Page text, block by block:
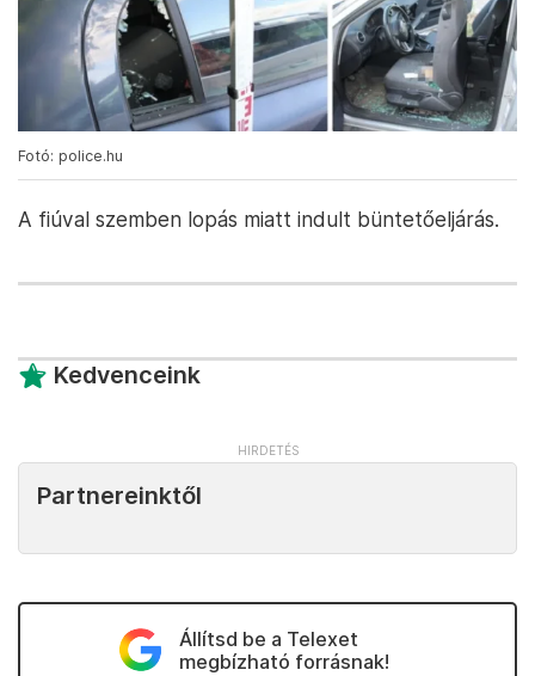
Fotó: police.hu
A fiúval szemben lopás miatt indult büntetőeljárás.
Kedvenceink
Partnereinktől
Állítsd be a Telexet
megbízható forrásnak!